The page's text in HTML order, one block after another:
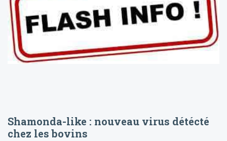
Shamonda-like : nouveau virus détécté
chez les bovins